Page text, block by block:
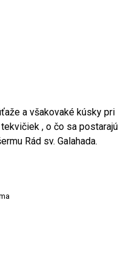
a všakovaké kúsky pri
, o čo sa postarajú
Rád sv. Galahada.